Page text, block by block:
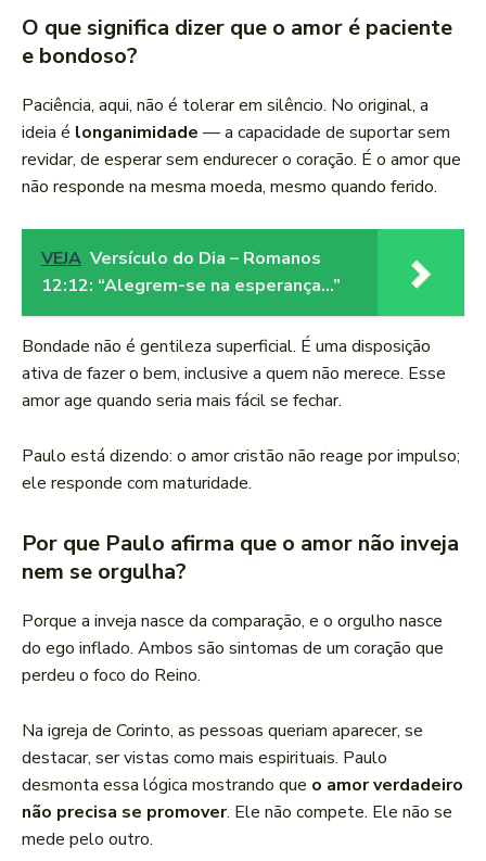
O que significa dizer que o amor é paciente
e bondoso?
Paciência, aqui, não é tolerar em silêncio. No original, a
ideia é longanimidade — a capacidade de suportar sem
revidar, de esperar sem endurecer o coração. É o amor que
não responde na mesma moeda, mesmo quando ferido.
VEJA Versículo do Dia – Romanos
12:12: “Alegrem-se na esperança…”
Bondade não é gentileza superficial. É uma disposição
ativa de fazer o bem, inclusive a quem não merece. Esse
amor age quando seria mais fácil se fechar.
Paulo está dizendo: o amor cristão não reage por impulso;
ele responde com maturidade.
Por que Paulo afirma que o amor não inveja
nem se orgulha?
Porque a inveja nasce da comparação, e o orgulho nasce
do ego inflado. Ambos são sintomas de um coração que
perdeu o foco do Reino.
Na igreja de Corinto, as pessoas queriam aparecer, se
destacar, ser vistas como mais espirituais. Paulo
desmonta essa lógica mostrando que o amor verdadeiro
não precisa se promover. Ele não compete. Ele não se
mede pelo outro.